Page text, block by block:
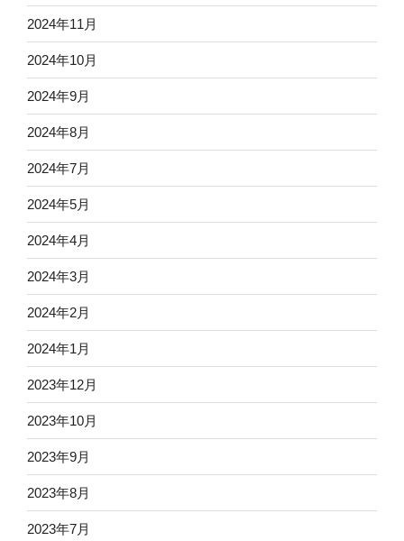
2024年11月
2024年10月
2024年9月
2024年8月
2024年7月
2024年5月
2024年4月
2024年3月
2024年2月
2024年1月
2023年12月
2023年10月
2023年9月
2023年8月
2023年7月